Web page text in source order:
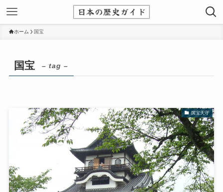
ホーム 国宝
国宝 – tag –
国宝天守